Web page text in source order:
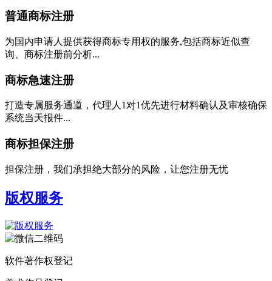
普通商标注册
为国内申请人提供获得商标专用权的服务,包括商标近似查
询、商标注册前分析...
商标急速注册
打造专属服务通道，代理人1对1优先进行材料确认及审核确保
系统当天报件...
商标担保注册
担保注册，我们承担绝大部分的风险，让您注册无忧
版权服务
软件著作权登记